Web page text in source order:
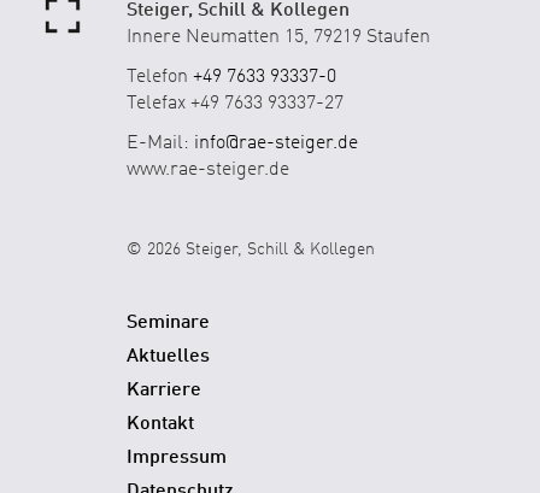
Steiger, Schill & Kollegen
Innere Neumatten 15, 79219 Staufen
Telefon +49 7633 93337-0
Telefax +49 7633 93337-27
E-Mail: info@rae-steiger.de
www.rae-steiger.de
© 2026 Steiger, Schill & Kollegen
Seminare
Aktuelles
Karriere
Kontakt
Impressum